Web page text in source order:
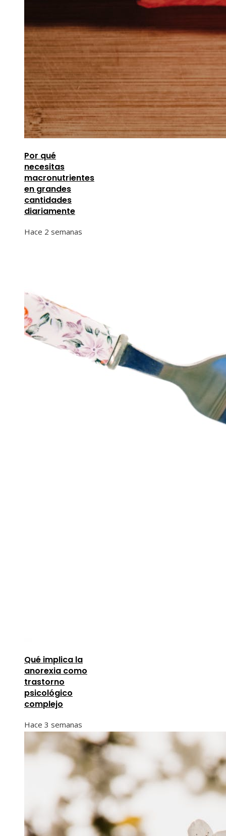
Por qué
necesitas
macronutrientes
en grandes
cantidades
diariamente
Hace 2 semanas
Qué implica la
anorexia como
trastorno
psicológico
complejo
Hace 3 semanas